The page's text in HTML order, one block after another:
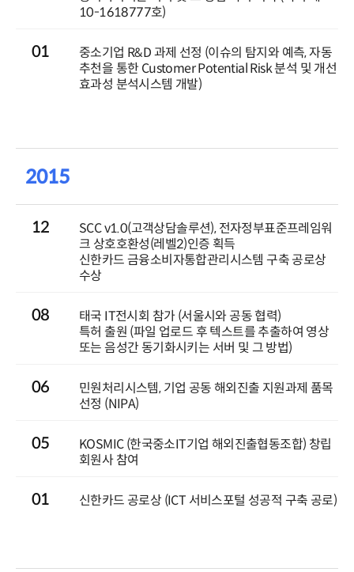
10-1618777호)
01
중소기업 R&D 과제 선정 (이슈의 탐지와 예측, 자동
추천을 통한 Customer Potential Risk 분석 및 개선
효과성 분석시스템 개발)
2015
12
SCC v1.0(고객상담솔루션), 전자정부표준프레임워
크 상호호환성(레벨2)인증 획득
신한카드 금융소비자통합관리시스템 구축 공로상
수상
08
태국 IT전시회 참가 (서울시와 공동 협력)
특허 출원 (파일 업로드 후 텍스트를 추출하여 영상
또는 음성간 동기화시키는 서버 및 그 방법)
06
민원처리시스템, 기업 공동 해외진출 지원과제 품목
선정 (NIPA)
05
KOSMIC (한국중소IT기업 해외진출협동조합) 창립
회원사 참여
01 신한카드 공로상 (ICT 서비스포털 성공적 구축 공로)